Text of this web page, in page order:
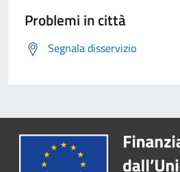
Problemi in città
Segnala disservizio